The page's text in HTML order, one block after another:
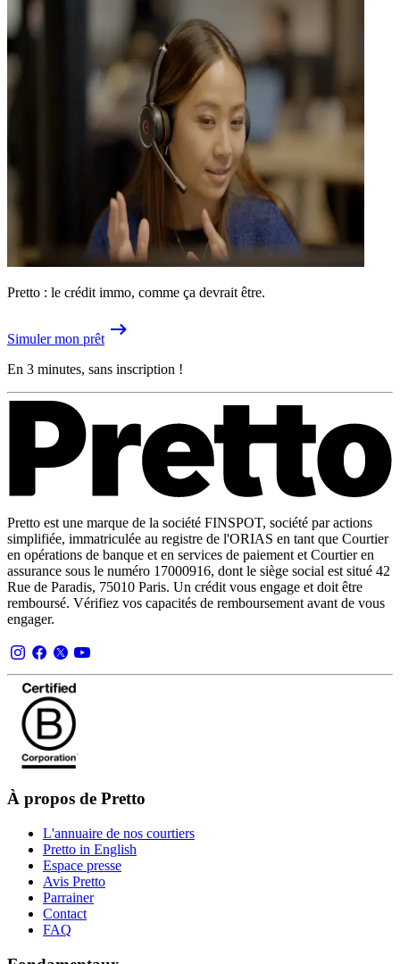
Pretto : le crédit immo, comme ça devrait être.
Simuler mon prêt
En 3 minutes, sans inscription !
Pretto est une marque de la société FINSPOT, société par actions
simplifiée, immatriculée au registre de l'ORIAS en tant que Courtier
en opérations de banque et en services de paiement et Courtier en
assurance sous le numéro 17000916, dont le siège social est situé 42
Rue de Paradis, 75010 Paris. Un crédit vous engage et doit être
remboursé. Vérifiez vos capacités de remboursement avant de vous
engager.
À propos de Pretto
L'annuaire de nos courtiers
Pretto in English
Espace presse
Avis Pretto
Parrainer
Contact
FAQ